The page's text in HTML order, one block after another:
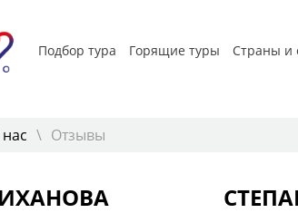
Подбор тура Горящие туры Страны и
Отзывы